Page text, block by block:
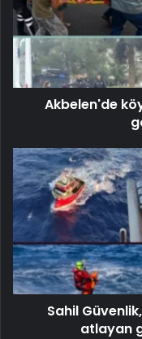
Akbelen'de
Sahil
atlayan